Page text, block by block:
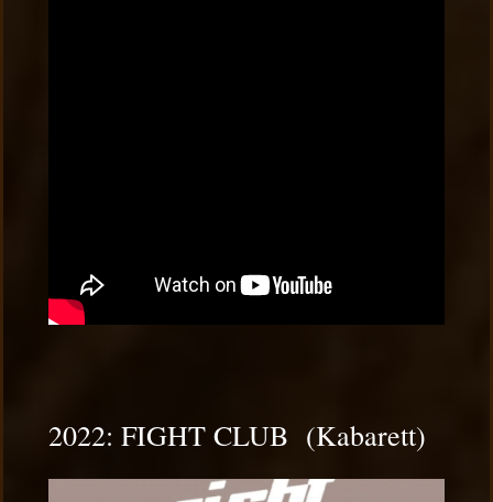
2022: FIGHT CLUB (Kabarett)